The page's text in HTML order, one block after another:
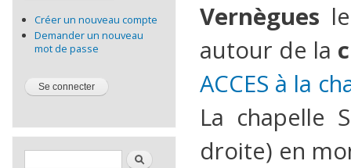
Créer un nouveau compte
Demander un nouveau
mot de passe
Formulaire de rechercheRechercher
Vernègues
autour de la
ACCES à la
La chapelle
droite) en